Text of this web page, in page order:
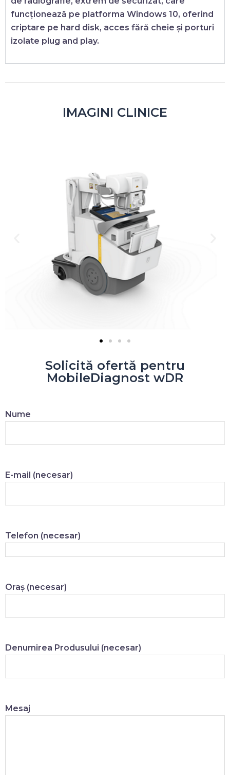
funcționează pe platforma Windows 10, oferind
criptare pe hard disk, acces fără cheie și porturi
izolate plug and play.
IMAGINI CLINICE
Solicită ofertă pentru
MobileDiagnost wDR
Nume
E-mail (necesar)
Telefon (necesar)
Oraș (necesar)
Denumirea Produsului (necesar)
Mesaj